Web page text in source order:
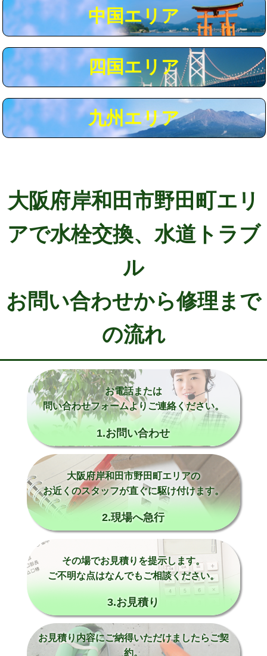
現場見積
※給水管工事は20mmまでの価格です。
中国エリア
四国エリア
九州エリア
大阪府岸和田市野田町エリ
アで水栓交換、水道トラブ
ル
お問い合わせから修理まで
の流れ
お電話または
問い合わせフォームよりご連絡ください。
1.お問い合わせ
大阪府岸和田市野田町エリアの
お近くのスタッフが直ぐに駆け付けます。
2.現場へ急行
その場でお見積りを提示します。
ご不明な点はなんでもご相談ください。
3.お見積り
お見積り内容にご納得いただけましたらご契
約。